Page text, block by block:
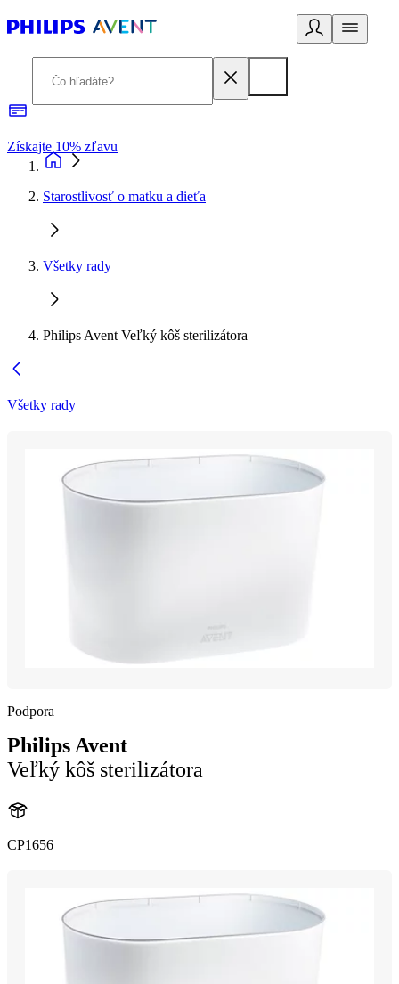
Získajte 10% zľavu
Starostlivosť o matku a dieťa
Všetky rady
Philips Avent Veľký kôš sterilizátora
Všetky rady
Podpora
Philips Avent
Veľký kôš sterilizátora
CP1656